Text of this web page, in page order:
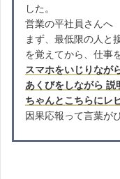
した。
営業の平社員さんへ
まず、最低限の人と
を覚えてから、仕事
スマホをいじりなが
あくびをしながら 説
ちゃんとこちらにレ
因果応報って言葉が